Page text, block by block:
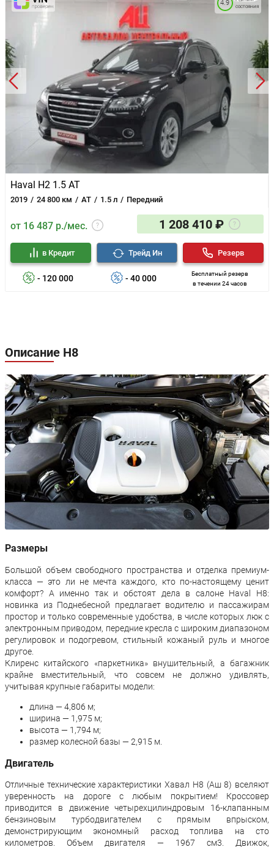
Haval H2 1.5 AT
2019 24 800 км AT 1.5 л Передний
состояния
4.9
от 16 487 р./мес. 1 208 410 ₽
- 120 000
в Кредит
- 40 000
Трейд Ин
Бесплатный резерв
в течении 24 часов
Резерв
Описание H8
Размеры
Большой объем свободного пространства и отделка премиум-
класса — это ли не мечта каждого, кто по-настоящему ценит
комфорт? А именно так и обстоят дела в салоне Haval H8:
новинка из Поднебесной предлагает водителю и пассажирам
простор и только современные удобства, в числе которых люк с
электронным приводом, передние кресла с широким диапазоном
регулировок и подогревом, стильный кожаный руль и многое
другое.
Клиренс китайского «паркетника» внушительный, а багажник
крайне вместительный, что совсем не должно удивлять,
учитывая крупные габариты модели:
длина — 4,806 м;
ширина — 1,975 м;
высота — 1,794 м;
размер колесной базы — 2,915 м.
Двигатель
Отличные технические характеристики Хавал H8 (Аш 8) вселяют
уверенность на дороге с любым покрытием! Кроссовер
приводится в движение четырехцилиндровым 16-клапанным
бензиновым турбодвигателем с прямым впрыском,
демонстрирующим экономный расход топлива на сто
километров. Объем двигателя — 1967 см3. Движок,